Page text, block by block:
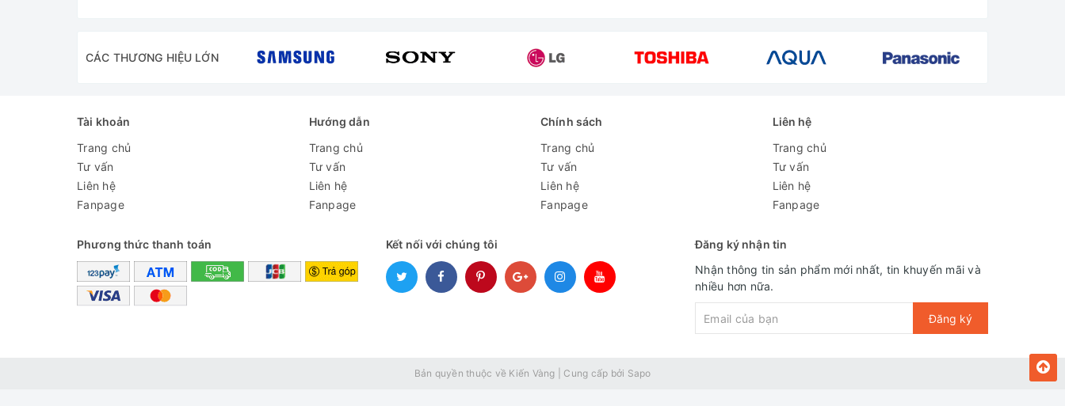
CÁC THƯƠNG HIỆU LỚN
Tài khoản
Trang chủ
Tư vấn
Liên hệ
Fanpage
Hướng dẫn
Trang chủ
Tư vấn
Liên hệ
Fanpage
Chính sách
Trang chủ
Tư vấn
Liên hệ
Fanpage
Liên hệ
Trang chủ
Tư vấn
Liên hệ
Fanpage
Phương thức thanh toán Kết nối với chúng tôi
Đăng ký nhận tin
Nhận thông tin sản phẩm mới nhất, tin khuyến mãi và
nhiều hơn nữa.
Đăng ký
Bản quyền thuộc về Kiến Vàng Cung cấp bởi Sapo